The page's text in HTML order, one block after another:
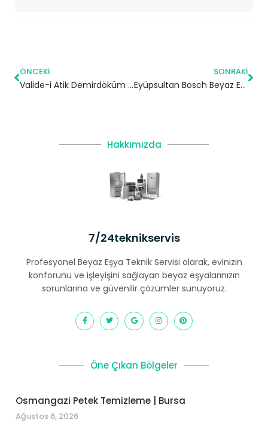
ÖNCEKI
Valide-i Atik Demirdöküm Kombi Servisi – Üsküdar Yetkili Servis
SONRAKI
Eyüpsultan Bosch Beyaz Eşya Servisi
Hakkımızda
7/24teknikservis
Profesyonel Beyaz Eşya Teknik Servisi olarak, evinizin
konforunu ve işleyişini sağlayan beyaz eşyalarınızın
sorunlarına ve güvenilir çözümler sunuyoruz.
Öne Çıkan Bölgeler
Osmangazi Petek Temizleme | Bursa
Ağustos 6, 2026